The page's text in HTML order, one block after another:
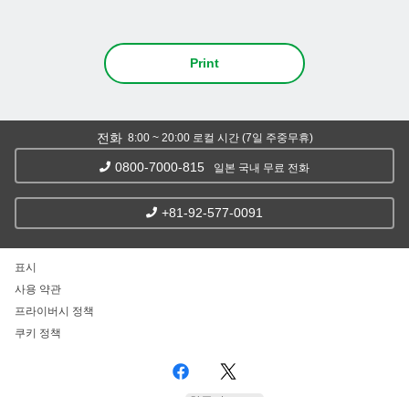
Print
전화 8:00 ~ 20:00 로컬 시간 (7일 주중무휴)
0800-7000-815 일본 국내 무료 전화
+81-92-577-0091
표시
사용 약관
프라이버시 정책
쿠키 정책